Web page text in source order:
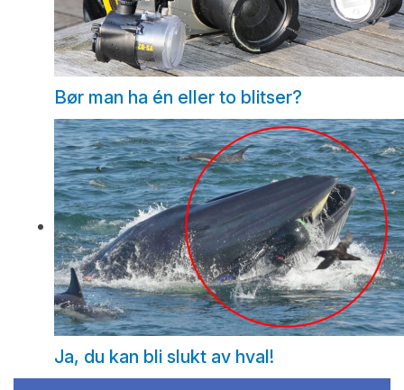
Bør man ha én eller to blitser?
Ja, du kan bli slukt av hval!